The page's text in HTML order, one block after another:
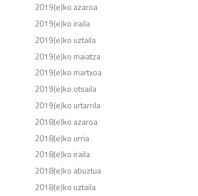
2019(e)ko azaroa
2019(e)ko iraila
2019(e)ko uztaila
2019(e)ko maiatza
2019(e)ko martxoa
2019(e)ko otsaila
2019(e)ko urtarrila
2018(e)ko azaroa
2018(e)ko urria
2018(e)ko iraila
2018(e)ko abuztua
2018(e)ko uztaila